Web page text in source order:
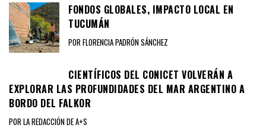
FONDOS GLOBALES, IMPACTO LOCAL EN
TUCUMÁN
POR FLORENCIA PADRÓN SÁNCHEZ
CIENTÍFICOS DEL CONICET VOLVERÁN A
EXPLORAR LAS PROFUNDIDADES DEL MAR ARGENTINO A
BORDO DEL FALKOR
POR LA REDACCIÓN DE A+S